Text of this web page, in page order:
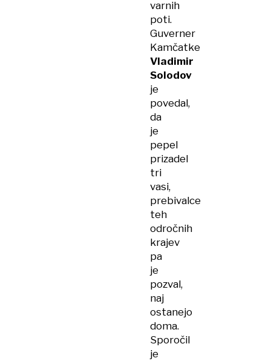
varnih
poti.
Guverner
Kamčatke
Vladimir
Solodov
je
povedal,
da
je
pepel
prizadel
tri
vasi,
prebivalce
teh
odročnih
krajev
pa
je
pozval,
naj
ostanejo
doma.
Sporočil
je